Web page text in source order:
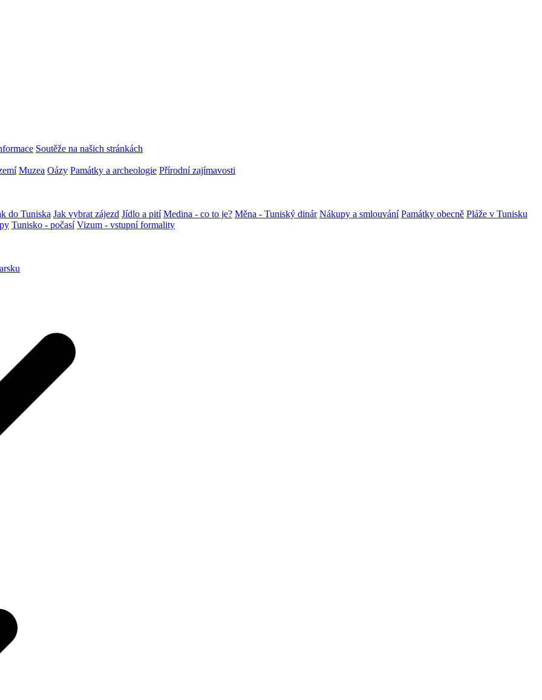
Soutěže na našich stránkách
Muzea Oázy Památky a archeologie Přírodní zajímavosti
do Tuniska Jak vybrat zájezd Jídlo a pití Medina - co to je? Měna - Tuniský dinár Nákupy a smlouvání Památky obecně Pláže v Tunisku
Tunisko - počasí Vizum - vstupní formality